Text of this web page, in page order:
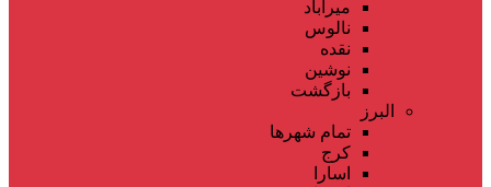
میرآباد
نالوس
نقده
نوشین
بازگشت
البرز
تمام شهر‌ها
کرج
اسارا